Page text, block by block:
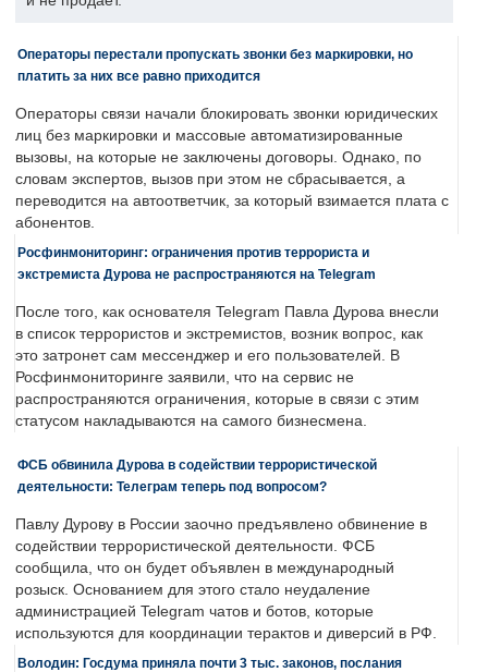
Операторы перестали пропускать звонки без маркировки, но
платить за них все равно приходится
Операторы связи начали блокировать звонки юридических
лиц без маркировки и массовые автоматизированные
вызовы, на которые не заключены договоры. Однако, по
словам экспертов, вызов при этом не сбрасывается, а
переводится на автоответчик, за который взимается плата с
абонентов.
Росфинмониторинг: ограничения против террориста и
экстремиста Дурова не распространяются на Telegram
После того, как основателя Telegram Павла Дурова внесли
в список террористов и экстремистов, возник вопрос, как
это затронет сам мессенджер и его пользователей. В
Росфинмониторинге заявили, что на сервис не
распространяются ограничения, которые в связи с этим
статусом накладываются на самого бизнесмена.
ФСБ обвинила Дурова в содействии террористической
деятельности: Телеграм теперь под вопросом?
Павлу Дурову в России заочно предъявлено обвинение в
содействии террористической деятельности. ФСБ
сообщила, что он будет объявлен в международный
розыск. Основанием для этого стало неудаление
администрацией Telegram чатов и ботов, которые
используются для координации терактов и диверсий в РФ.
Володин: Госдума приняла почти 3 тыс. законов, послания